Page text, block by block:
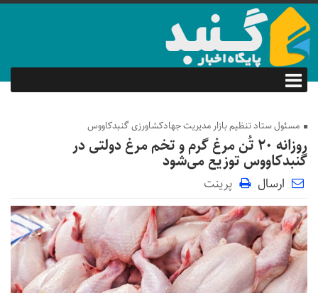
مسئول ستاد تنظیم بازار مدیریت جهادکشاورزی گنبدکاووس
روزانه ۲۰ تُن مرغ گرم و تخم مرغ دولتی در
گنبدکاووس توزیع می‌شود
ارسال پرینت